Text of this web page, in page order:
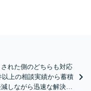
れた側のどちらも対応
上の相談実績から蓄積
しながら迅速な解決を